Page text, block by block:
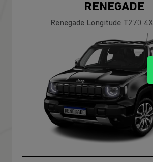
RENEGADE
Renegade Longitude T270